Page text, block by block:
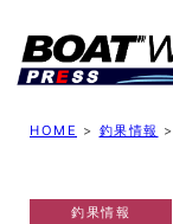
HOME > 釣果情報 >
釣果情報